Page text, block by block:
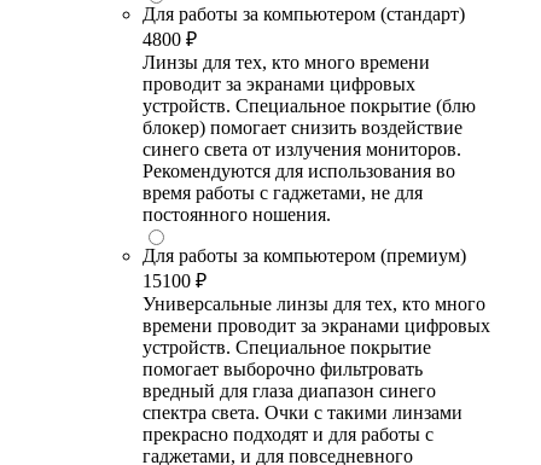
Для работы за компьютером (стандарт)
4800 ₽
Линзы для тех, кто много времени
проводит за экранами цифровых
устройств. Специальное покрытие (блю
блокер) помогает снизить воздействие
синего света от излучения мониторов.
Рекомендуются для использования во
время работы с гаджетами, не для
постоянного ношения.
Для работы за компьютером (премиум)
15100 ₽
Универсальные линзы для тех, кто много
времени проводит за экранами цифровых
устройств. Специальное покрытие
помогает выборочно фильтровать
вредный для глаза диапазон синего
спектра света. Очки с такими линзами
прекрасно подходят и для работы с
гаджетами, и для повседневного